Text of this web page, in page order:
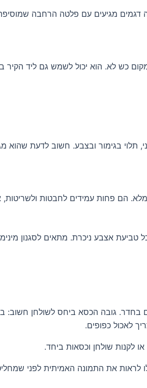
כש לא. הוא יכול לשמש גם ליד הקיר
תלוי בגימור ובצבע. חשוב לדעת שהוא
טביעת אצבע ניכרת. מתאים לסגנון
לאכול כפופים.
לקנות שולחן וכסאות ביחד.
לראות את התמונה האמיתית לפני